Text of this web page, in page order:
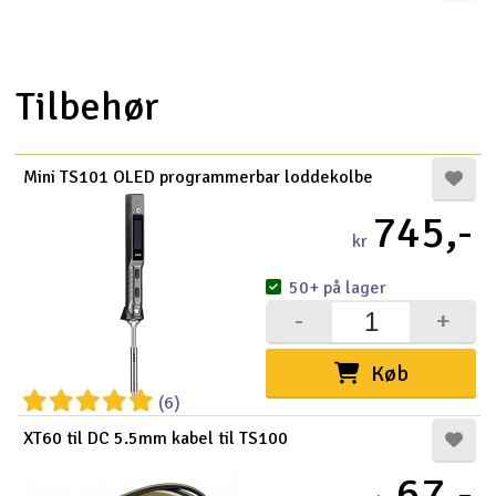
Droner til FPV
Fly
Helikopter
Kameraudstyr
Modelbygg og byggesæt
Modeljernbane
Motor & tilbehør
Tilbehør
Mini TS101 OLED programmerbar loddekolbe
(6)
kr 745,-
Køb
+
-
50+ på lager
XT60 til DC 5.5mm kabel til TS100